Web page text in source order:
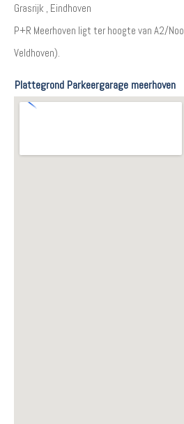
Grasrijk , Eindhoven
P+R Meerhoven ligt ter hoogte van A2/
Veldhoven).
Plattegrond Parkeergarage meerhoven